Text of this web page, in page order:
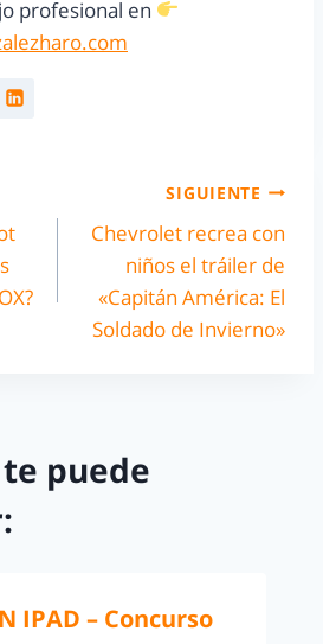
profesional en
SIGUIENTE
Chevrolet recrea con
niños el tráiler de
«Capitán América: El
Soldado de Invierno»
puede
IPAD – Concurso